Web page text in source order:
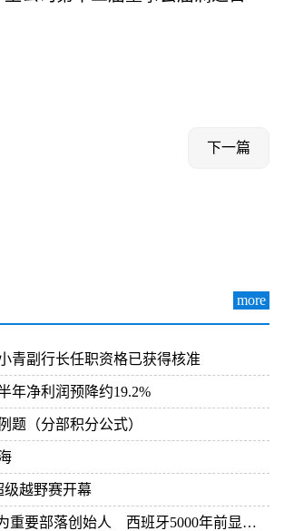
下一篇
more
青副行长任职资格已获得核准
年净利润预降约19.2%
题（分部积分公式）
级越野赛开幕
落创始人 西班牙5000年前显赫墓葬墓主其实为女性